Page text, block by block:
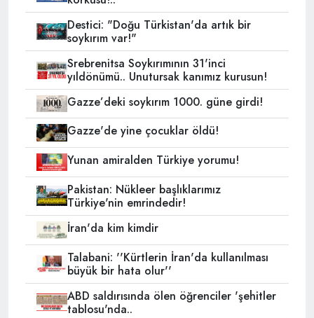
Destici: "Doğu Türkistan'da artık bir
soykırım var!"
Srebrenitsa Soykırımının 31'inci
yıldönümü.. Unutursak kanımız kurusun!
Gazze’deki soykırım 1000. güne girdi!
Gazze'de yine çocuklar öldü!
Yunan amiralden Türkiye yorumu!
Pakistan: Nükleer başlıklarımız
Türkiye'nin emrindedir!
İran'da kim kimdir
Talabani: ''Kürtlerin İran'da kullanılması
büyük bir hata olur''
ABD saldırısında ölen öğrenciler 'şehitler
tablosu'nda..